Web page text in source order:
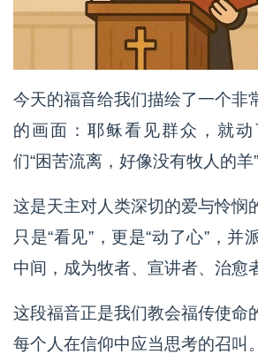
今天的福音给我们描绘了一个非
的画面：耶稣看见群众，就
们“困苦流离，好像没有牧人的羊
这是天主对人类深切的爱与怜悯
只是“看见”，更是“动了心”，并
中间，成为牧者、宣讲者、治愈
这段福音正是我们教会福传使命
每个人在信仰中应当思考的召叫。